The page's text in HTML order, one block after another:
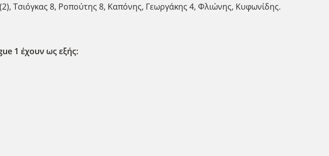
Τσιόγκας 8, Ροπούτης 8, Καπόνης, Γεωργάκης 4, Φλιώνης, Κυφωνίδης.
1 έχουν ως εξής: